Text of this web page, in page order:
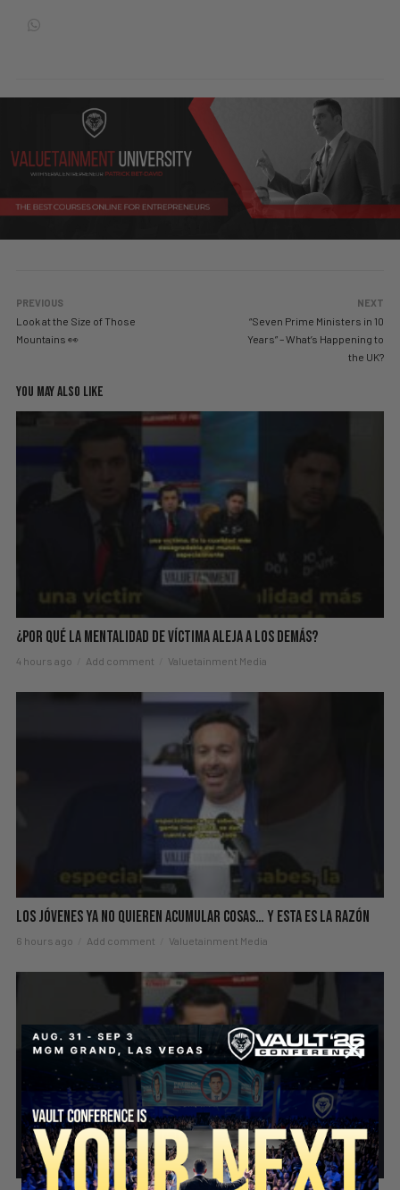
PREVIOUS
Look at the Size of Those
Mountains 👀
NEXT
“Seven Prime Ministers in 10
Years” – What’s Happening to
the UK?
YOU MAY ALSO LIKE
¿Por Qué La Mentalidad de Víctima Aleja a los Demás?
4 hours ago Add comment Valuetainment Media
Los Jóvenes Ya No Quieren Acumular Cosas… Y Esta Es La Razón
6 hours ago Add comment Valuetainment Media